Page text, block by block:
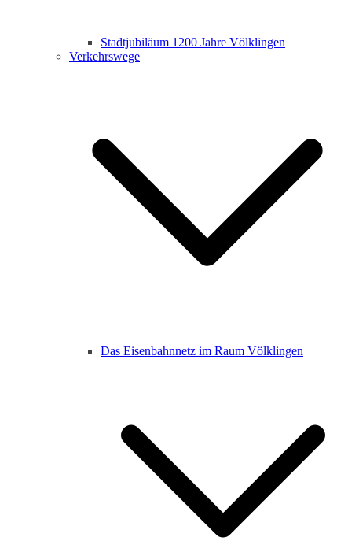
Stadtjubiläum 1200 Jahre Völklingen
Verkehrswege
Das Eisenbahnnetz im Raum Völklingen